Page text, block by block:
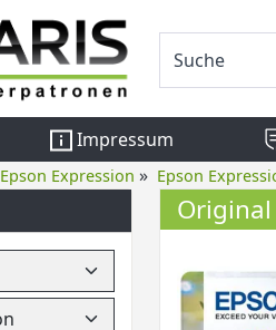
Impressum
Epson Expression » Epson
Original